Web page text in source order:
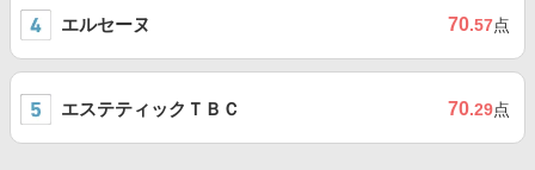
エルセーヌ 70.57点
エステティックＴＢＣ 70.29点